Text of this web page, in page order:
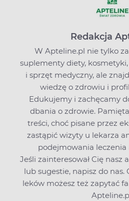
Redakcja
W Apteline.pl nie tylko
suplementy diety,
i sprzęt medyczny, ale
wiedzę o zdrowiu i
Edukujemy i zachęcamy
dbania o zdrowie.
treści, choć pisane przez
zastąpić wizyty u lekarza
podejmowania leczenia
Jeśli zainteresował Cię nasz
lub sugestie, napisz do nas.
leków możesz też zapytać